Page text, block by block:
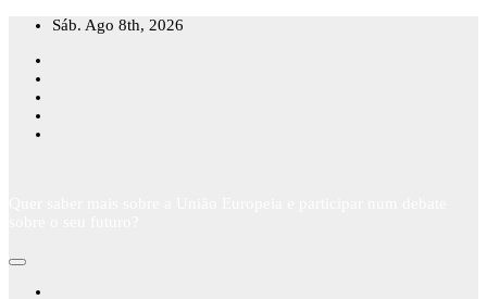
Skip
content
Sáb. Ago 8th, 2026